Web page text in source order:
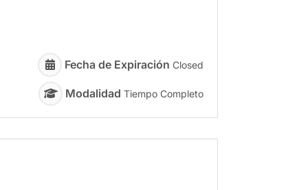
Fecha de Expiración Closed
Modalidad Tiempo Completo